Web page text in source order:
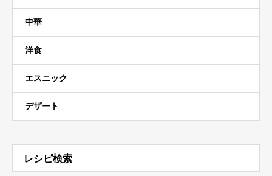
中華
洋食
エスニック
デザート
レシピ検索